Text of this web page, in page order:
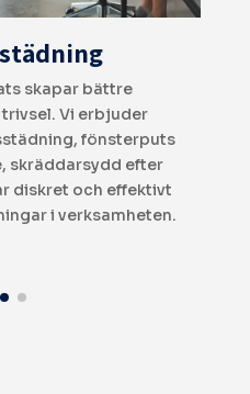
– vi tar hand om
golv till tak. Vi följer
garanterar att din
städad och redo för
gör tjänsten